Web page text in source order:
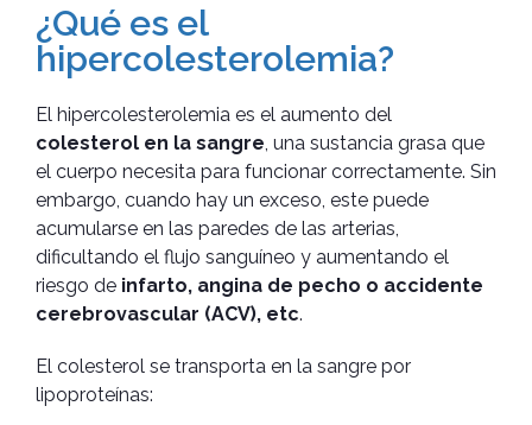
¿Qué es el
hipercolesterolemia?
El hipercolesterolemia es el aumento del
colesterol en la sangre , una sustancia grasa que
el cuerpo necesita para funcionar correctamente. Sin
embargo, cuando hay un exceso, este puede
acumularse en las paredes de las arterias,
dificultando el flujo sanguíneo y aumentando el
riesgo de infarto, angina de pecho o accidente
cerebrovascular (ACV), etc.
El colesterol se transporta en la sangre por
lipoproteínas: